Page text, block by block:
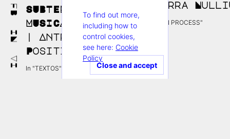
FB
IN
VI
SUBTERRÂNEO, UM
MUSICAL OBSCURO
| Antro
Positivo
In "TEXTOS"
Terra
In "IN PROCESS"
To find out more,
including how to
control cookies,
see here: Cookie
Policy